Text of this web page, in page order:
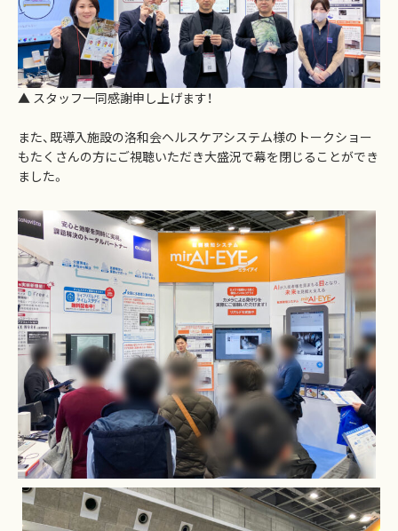
▲ スタッフ一同感謝申し上げます！
また、既導入施設の洛和会ヘルスケアシステム様のトークショー
もたくさんの方にご視聴いただき大盛況で幕を閉じることができ
ました。